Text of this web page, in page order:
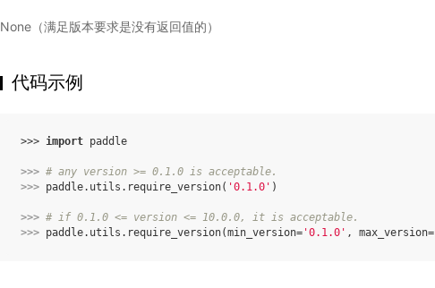
None（满足版本要求是没有返回值的）
代码示例
>>> import paddle
>>> # any version >= 0.1.0 is acceptable.
>>> paddle. utils . require_version( '0.1.0' )
>>> # if 0.1.0 <= version <= 10.0.0, it is acceptable.
>>> paddle. utils . require_version(min_version= '0.1.0' , max_version=